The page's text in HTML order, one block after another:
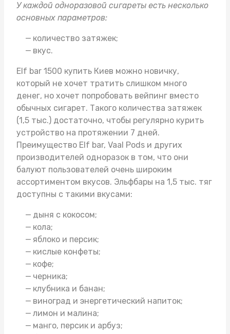
У каждой одноразовой сигареты есть несколько
основных параметров:
количество затяжек;
вкус.
Elf bar 1500 купить Киев можно новичку,
который не хочет тратить слишком много
денег, но хочет попробовать вейпинг вместо
обычных сигарет. Такого количества затяжек
(1,5 тыс.) достаточно, чтобы регулярно курить
устройство на протяжении 7 дней.
Преимущество Elf bar, Vaal Pods и других
производителей одноразок в том, что они
балуют пользователей очень широким
ассортиментом вкусов. Эльфбары на 1,5 тыс. тяг
доступны с такими вкусами:
дыня с кокосом;
кола;
яблоко и персик;
кислые конфеты;
кофе;
черника;
клубника и банан;
виноград и энергетический напиток;
лимон и малина;
манго, персик и арбуз;